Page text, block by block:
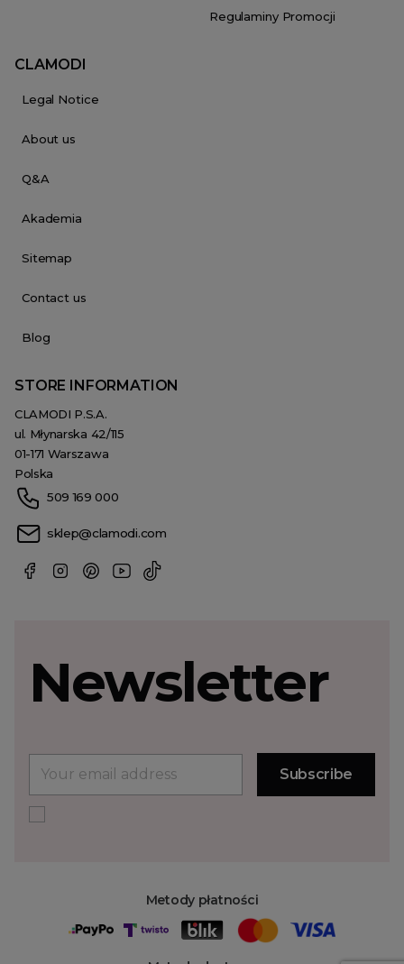
Regulaminy Promocji
CLAMODI
Legal Notice
About us
Q&A
Akademia
Sitemap
Contact us
Blog
STORE INFORMATION
CLAMODI P.S.A.
ul. Młynarska 42/115
01-171 Warszawa
Polska
509 169 000
sklep@clamodi.com
Metody płatności
Newsletter